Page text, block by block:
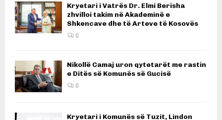
Kryetari i Vatrës Dr. Elmi Berisha
zhvilloi takim në Akademinë e
Shkencave dhe të Arteve të Kosovës
0
Nikollë Camaj uron qytetarët me rastin
e Ditës së Komunës së Gucisë
0
Kryetari i Komunës së Tuzit, Lindon